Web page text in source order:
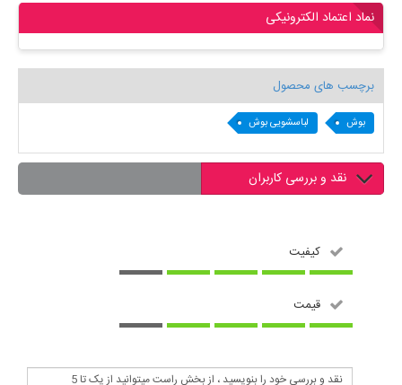
نماد اعتماد الکترونیکی
برچسب های محصول
بوش لباسشویی بوش
نقد و بررسی کاربران
کیفیت
قیمت